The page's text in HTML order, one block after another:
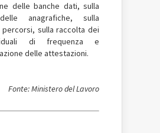
delle banche dati, sulla
anagrafiche, sulla
sulla raccolta dei
di frequenza e
delle attestazioni.
Fonte: Ministero del Lavoro